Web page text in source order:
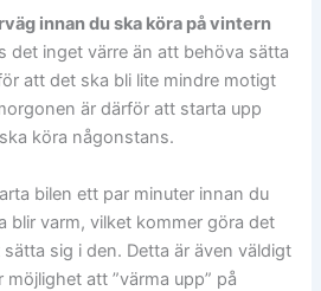
innan du ska köra på vintern
det inget värre än att behöva sätta
att det ska bli lite mindre motigt
är därför att starta upp
köra någonstans.
bilen ett par minuter innan du
blir varm, vilket kommer göra det
sig i den. Detta är även väldigt
att ”värma upp” på